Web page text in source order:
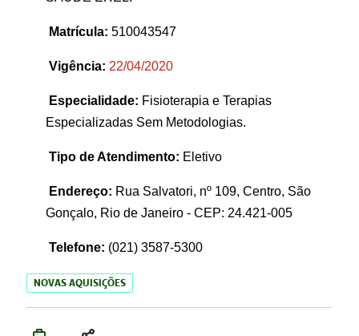
Matrícula: 510043547
Vigência: 22/04/2020
Especialidade: Fisioterapia e Terapias
Especializadas Sem Metodologias.
Tipo de Atendimento: Eletivo
Endereço: Rua Salvatori, nº 109, Centro, São
Gonçalo, Rio de Janeiro - CEP: 24.421-005
Telefone: (021) 3587-5300
NOVAS AQUISIÇÕES